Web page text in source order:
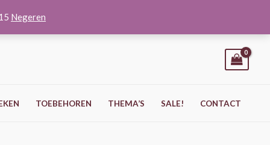
Negeren
TOEBEHOREN THEMA’S SALE! CONTACT